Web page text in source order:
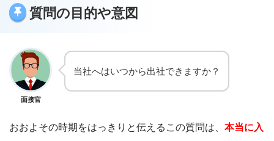
質問の目的や意図
面接官
当社へはいつから出社できますか？
おおよその時期をはっきりと伝えるこの質問は、 本当に入